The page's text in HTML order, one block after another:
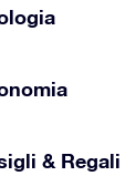
& Regali